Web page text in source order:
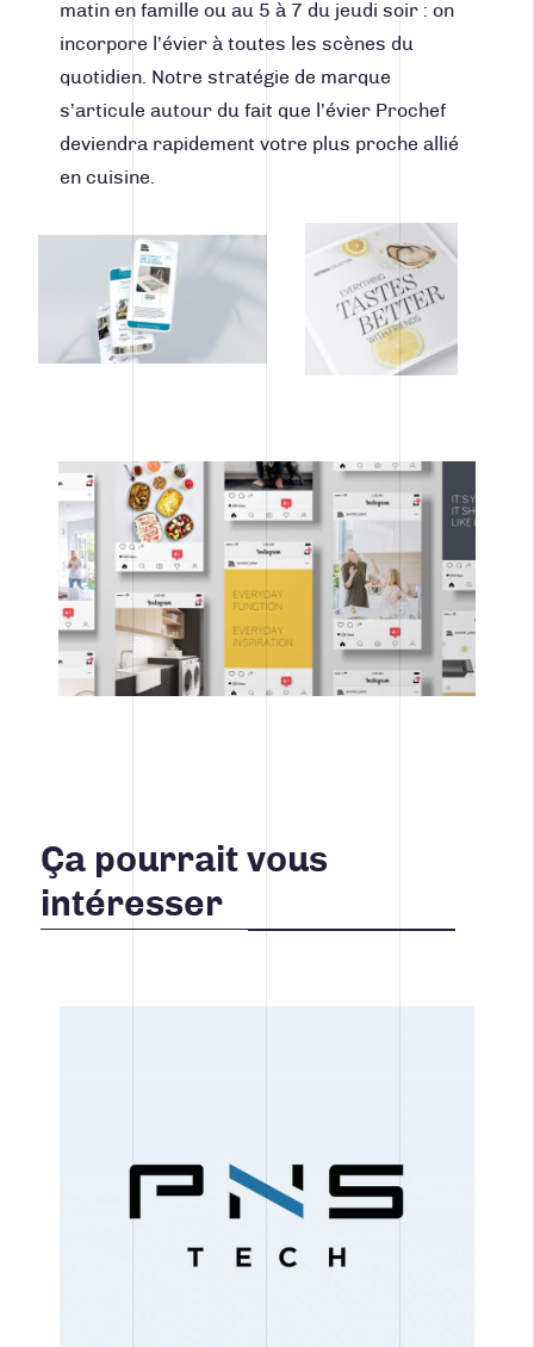
matin en famille ou au 5 à 7 du jeudi soir : on
incorpore l’évier à toutes les scènes du
quotidien. Notre stratégie de marque
s’articule autour du fait que l’évier Prochef
deviendra rapidement votre plus proche allié
en cuisine.
Ça pourrait vous
intéresser